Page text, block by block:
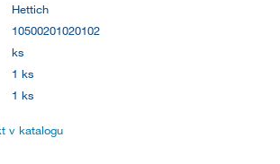
Hettich
10500201020102
ks
1 ks
1 ks
v katalogu